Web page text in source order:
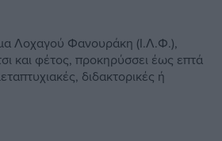
Λοχαγού Φανουράκη (Ι.Λ.Φ.),
και φέτος, προκηρύσσει έως επτά
διδακτορικές ή